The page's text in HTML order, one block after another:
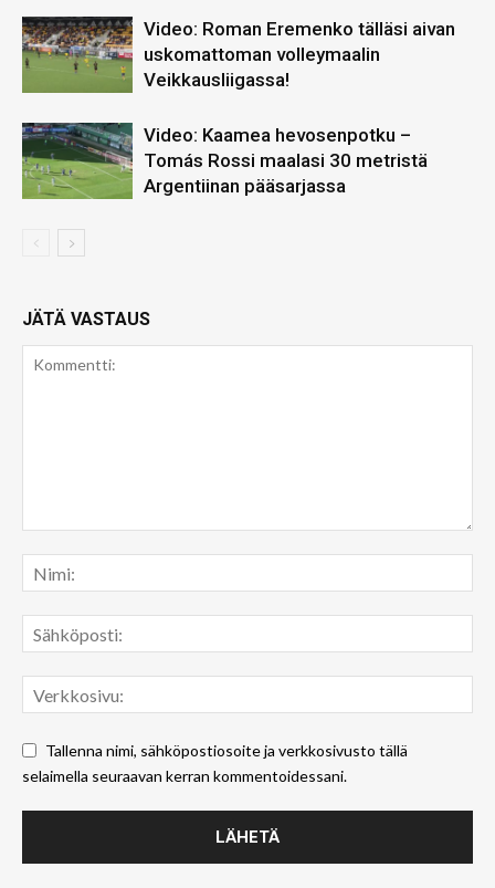
Video: Roman Eremenko tälläsi aivan
uskomattoman volleymaalin
Veikkausliigassa!
Video: Kaamea hevosenpotku –
Tomás Rossi maalasi 30 metristä
Argentiinan pääsarjassa
JÄTÄ VASTAUS
Tallenna nimi, sähköpostiosoite ja verkkosivusto tällä
selaimella seuraavan kerran kommentoidessani.